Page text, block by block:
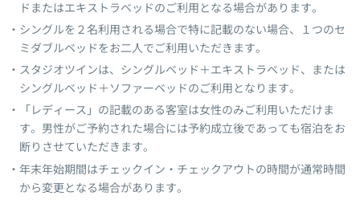
ドまたはエキストラベッドのご利用となる場合があります。
シングルを２名利用される場合で特に記載のない場合、１つのセ
ミダブルベッドをお二人でご利用いただきます。
スタジオツインは、シングルベッド＋エキストラベッド、または
シングルベッド＋ソファーベッドのご利用となります。
「レディース」の記載のある客室は女性のみご利用いただけま
す。男性がご予約された場合には予約成立後であっても宿泊をお
断りさせていただきます。
年末年始期間はチェックイン・チェックアウトの時間が通常時間
から変更となる場合があります。